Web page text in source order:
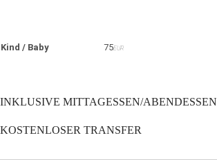
Kind / Baby 75EUR
INKLUSIVE MITTAGESSEN/ABENDESSEN
KOSTENLOSER TRANSFER